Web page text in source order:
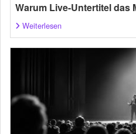
Warum Live-Untertitel das
Weiterlesen